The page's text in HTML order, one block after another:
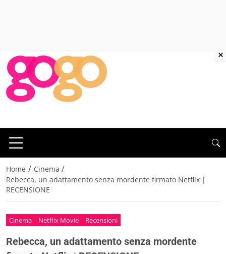
Home / Cinema /
Rebecca, un adattamento senza mordente firmato Netflix |
RECENSIONE
Cinema Netflix Movie Recensioni
Rebecca, un adattamento senza mordente
×